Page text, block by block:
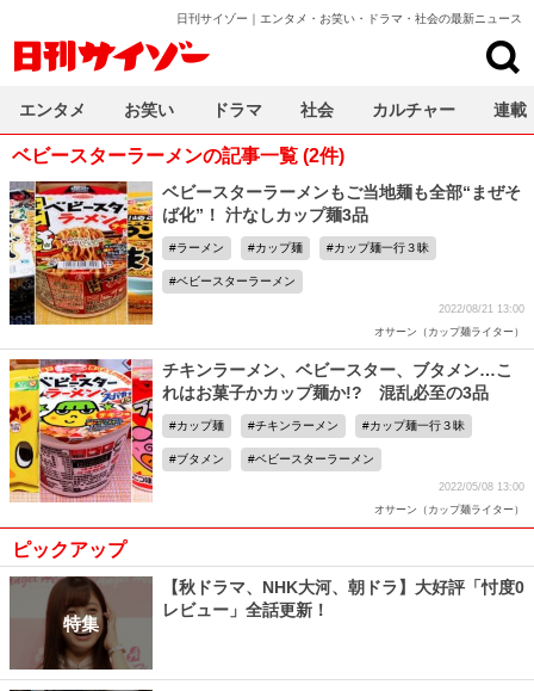
日刊サイゾー｜エンタメ・お笑い・ドラマ・社会の最新ニュース
ベビースターラーメンの記事一覧 (2件)
ベビースターラーメンもご当地麺も全部“まぜそ
ば化”！ 汁なしカップ麺3品
ラーメン カップ麺 カップ麺一行３昧
ベビースターラーメン
2022/08/21 13:00
オサーン（カップ麺ライター）
チキンラーメン、ベビースター、ブタメン…こ
れはお菓子かカップ麺か!? 混乱必至の3品
カップ麺 チキンラーメン カップ麺一行３昧
ブタメン ベビースターラーメン
2022/05/08 13:00
オサーン（カップ麺ライター）
ピックアップ
特集
【秋ドラマ、NHK大河、朝ドラ】大好評「忖度0
レビュー」全話更新！
エンタメ お笑い ドラマ 社会 カルチャー 連載